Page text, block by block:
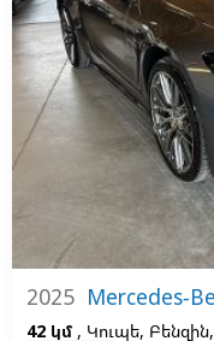
2025 Mercedes-
42 կմ , Կուպե,